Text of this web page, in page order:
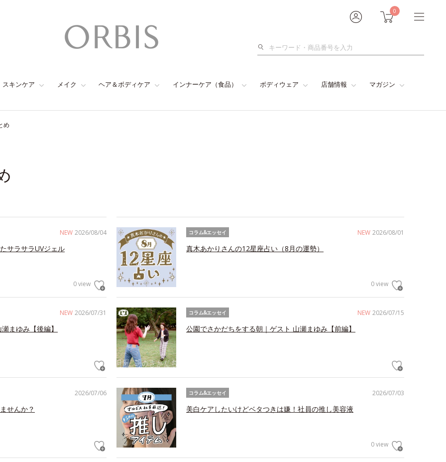
0
検
スキンケア メイク ヘア＆ボディケア インナーケア（食品） ボディウェア 店舗情報 マガジン
め
NEW 2026/08/04
サラサラUVジェル
0 view
NEW 2026/08/01
コラム&エッセイ
真木あかりさんの12星座占い（8月の運勢）
0 view
NEW 2026/07/31
まゆみ【後編】
NEW 2026/07/15
コラム&エッセイ
公園でさかだちをする朝｜ゲスト 山瀬まゆみ【前編】
2026/07/06
せんか？
2026/07/03
コラム&エッセイ
美白ケアしたいけどベタつきは嫌！社員の推し美容液
0 view